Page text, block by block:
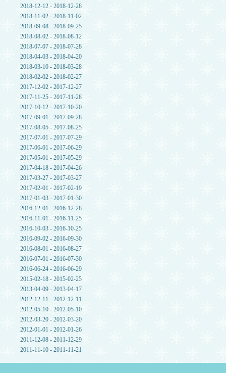
2018-12-12 - 2018-12-28
2018-11-02 - 2018-11-02
2018-09-08 - 2018-09-25
2018-08-02 - 2018-08-12
2018-07-07 - 2018-07-28
2018-04-03 - 2018-04-20
2018-03-10 - 2018-03-28
2018-02-02 - 2018-02-27
2017-12-02 - 2017-12-27
2017-11-25 - 2017-11-28
2017-10-12 - 2017-10-20
2017-09-01 - 2017-09-28
2017-08-05 - 2017-08-25
2017-07-01 - 2017-07-29
2017-06-01 - 2017-06-29
2017-05-01 - 2017-05-29
2017-04-18 - 2017-04-26
2017-03-27 - 2017-03-27
2017-02-01 - 2017-02-19
2017-01-03 - 2017-01-30
2016-12-01 - 2016-12-28
2016-11-01 - 2016-11-25
2016-10-03 - 2016-10-25
2016-09-02 - 2016-09-30
2016-08-01 - 2016-08-27
2016-07-01 - 2016-07-30
2016-06-24 - 2016-06-29
2015-02-18 - 2015-02-25
2013-04-09 - 2013-04-17
2012-12-11 - 2012-12-11
2012-05-10 - 2012-05-10
2012-03-20 - 2012-03-20
2012-01-01 - 2012-01-26
2011-12-08 - 2011-12-29
2011-11-10 - 2011-11-21